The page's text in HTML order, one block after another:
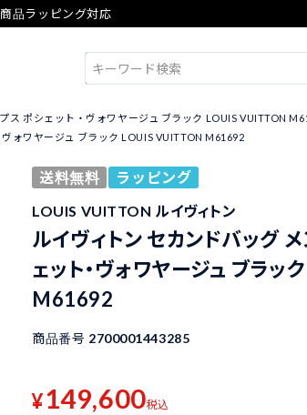
品ラッピング対応
ス ポシェット・ヴォワヤージュ ブラック LOUIS VUITTON
ォワヤージュ ブラック LOUIS VUITTON M61692
送料無料
ラッピング
LOUIS VUITTON ルイヴィトン
ルイヴィトン セカンドバッグ
ェット・ヴォワヤージュ ブラ
M61692
商品番号 2700001443285
¥149,600税込